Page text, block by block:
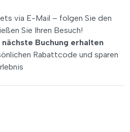
via E-Mail – folgen Sie den
Sie Ihren Besuch!
nächste Buchung erhalten
Rabattcode und sparen